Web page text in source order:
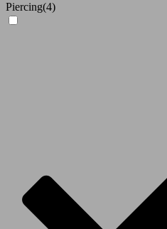
Piercing(4)